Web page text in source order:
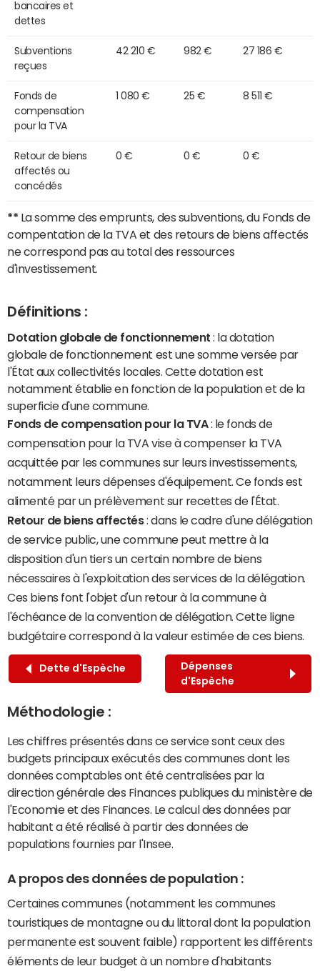
bancaires et
dettes
Subventions
reçues
42 210 € 982 € 27 186 €
Fonds de
compensation
pour la TVA
1 080 € 25 € 8 511 €
Retour de biens
affectés ou
concédés
0 € 0 € 0 €
** La somme des emprunts, des subventions, du Fonds de
compentation de la TVA et des retours de biens affectés
ne correspond pas au total des ressources
d'investissement.
Définitions :
Dotation globale de fonctionnement : la dotation
globale de fonctionnement est une somme versée par
l'État aux collectivités locales. Cette dotation est
notamment établie en fonction de la population et de la
superficie d'une commune.
Fonds de compensation pour la TVA: le fonds de
compensation pour la TVA vise à compenser la TVA
acquittée par les communes sur leurs investissements,
notamment leurs dépenses d'équipement. Ce fonds est
alimenté par un prélèvement sur recettes de l'État.
Retour de biens affectés: dans le cadre d'une délégation
de service public, une commune peut mettre à la
disposition d'un tiers un certain nombre de biens
nécessaires à l'exploitation des services de la délégation.
Ces biens font l'objet d'un retour à la commune à
l'échéance de la convention de délégation. Cette ligne
budgétaire correspond à la valeur estimée de ces biens.
Dette d'Espèche
Dépenses
d'Espèche
Méthodologie :
Les chiffres présentés dans ce service sont ceux des
budgets principaux exécutés des communes dont les
données comptables ont été centralisées par la
direction générale des Finances publiques du ministère de
l'Economie et des Finances. Le calcul des données par
habitant a été réalisé à partir des données de
populations fournies par l'Insee.
A propos des données de population :
Certaines communes (notamment les communes
touristiques de montagne ou du littoral dont la population
permanente est souvent faible) rapportent les différents
éléments de leur budget à un nombre d'habitants